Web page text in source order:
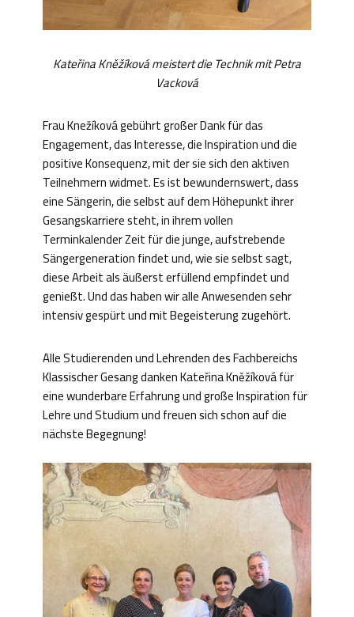
Kateřina Kněžíková meistert die Technik mit Petra
Vacková
Frau Knežíková gebührt großer Dank für das
Engagement, das Interesse, die Inspiration und die
positive Konsequenz, mit der sie sich den aktiven
Teilnehmern widmet. Es ist bewundernswert, dass
eine Sängerin, die selbst auf dem Höhepunkt ihrer
Gesangskarriere steht, in ihrem vollen
Terminkalender Zeit für die junge, aufstrebende
Sängergeneration findet und, wie sie selbst sagt,
diese Arbeit als äußerst erfüllend empfindet und
genießt. Und das haben wir alle Anwesenden sehr
intensiv gespürt und mit Begeisterung zugehört.
Alle Studierenden und Lehrenden des Fachbereichs
Klassischer Gesang danken Kateřina Kněžíková für
eine wunderbare Erfahrung und große Inspiration für
Lehre und Studium und freuen sich schon auf die
nächste Begegnung!